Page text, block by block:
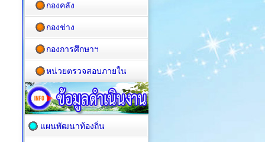
กองคลัง
กองช่าง
กองการศึกษาฯ
หน่วยตรวจสอบภายใน
แผนพัฒนาท้องถิ่น